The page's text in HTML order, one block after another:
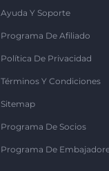
Ayuda Y Soporte
Programa De Afiliado
Política De Privacidad
Términos Y Condiciones
Sitemap
Programa De Socios
Programa De